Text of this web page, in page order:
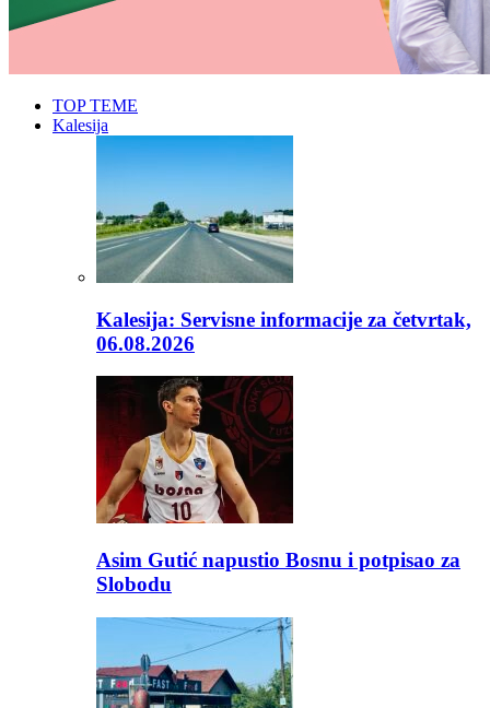
TOP TEME
Kalesija
Kalesija: Servisne informacije za četvrtak,
06.08.2026
Asim Gutić napustio Bosnu i potpisao za
Slobodu